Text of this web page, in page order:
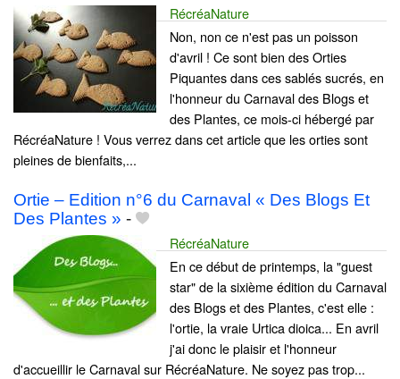
RécréaNature
Non, non ce n'est pas un poisson
d'avril ! Ce sont bien des Orties
Piquantes dans ces sablés sucrés, en
l'honneur du Carnaval des Blogs et
des Plantes, ce mois-ci hébergé par
RécréaNature ! Vous verrez dans cet article que les orties sont
pleines de bienfaits,...
Ortie – Edition n°6 du Carnaval « Des Blogs Et
Des Plantes » -
RécréaNature
En ce début de printemps, la "guest
star" de la sixième édition du Carnaval
des Blogs et des Plantes, c'est elle :
l'ortie, la vraie Urtica dioica... En avril
j'ai donc le plaisir et l'honneur
d'accueillir le Carnaval sur RécréaNature. Ne soyez pas trop...